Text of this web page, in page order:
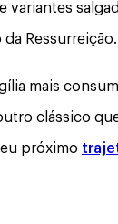
variantes
mais
clássico
próximo